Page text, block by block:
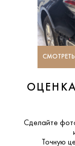
Сделайте
Точную